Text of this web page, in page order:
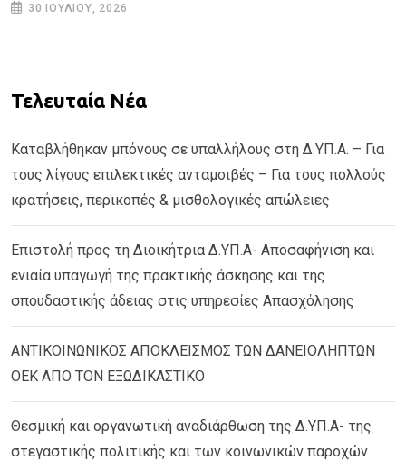
30 ΙΟΥΛΊΟΥ, 2026
Τελευταία Νέα
Καταβλήθηκαν μπόνους σε υπαλλήλους στη Δ.ΥΠ.Α. – Για
τους λίγους επιλεκτικές ανταμοιβές – Για τους πολλούς
κρατήσεις, περικοπές & μισθολογικές απώλειες
Επιστολή προς τη Διοικήτρια Δ.ΥΠ.Α- Αποσαφήνιση και
ενιαία υπαγωγή της πρακτικής άσκησης και της
σπουδαστικής άδειας στις υπηρεσίες Απασχόλησης
ΑΝΤΙΚΟΙΝΩΝΙΚΟΣ ΑΠΟΚΛΕΙΣΜΟΣ ΤΩΝ ΔΑΝΕΙΟΛΗΠΤΩΝ
ΟΕΚ ΑΠΟ ΤΟΝ ΕΞΩΔΙΚΑΣΤΙΚΟ
Θεσμική και οργανωτική αναδιάρθωση της Δ.ΥΠ.Α- της
στεγαστικής πολιτικής και των κοινωνικών παροχών